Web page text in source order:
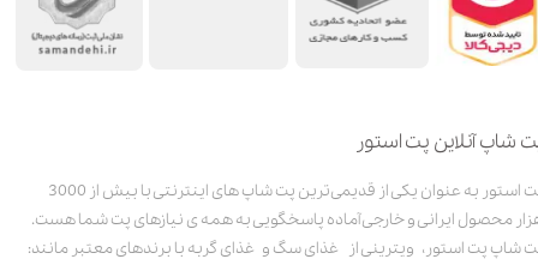
شاپ آنلاین پت استور
پت استور به عنوان یکی از قدیمی‌ترین پت شاپ های اینترنتی با بیش از 3000
محصول ایرانی و خارجی آماده پاسخگویی به همه ی نیازهای پت شما هست.
شاپ پت استور، ویترینی از غذای سگ و غذای گربه با برندهای معتبر مانند: